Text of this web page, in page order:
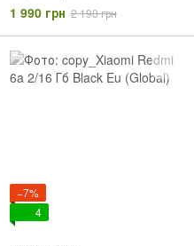
1 990 грн 2 190 грн
−7%
4